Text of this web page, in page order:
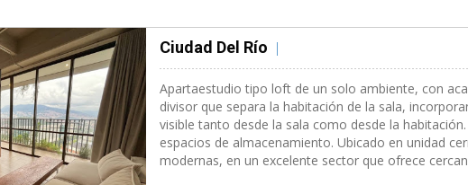
Ciudad Del Río
Apartaestudio tipo loft de un solo ambiente, con
divisor que separa la habitación de la sala,
visible tanto desde la sala como desde la
espacios de almacenamiento. Ubicado en unidad
modernas, en un excelente sector que ofrece